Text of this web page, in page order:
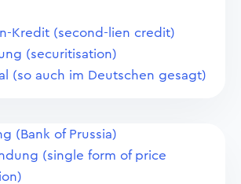
Kredit (second-lien credit)
(securitisation)
(so auch im Deutschen gesagt)
(Bank of Prussia)
(single form of price